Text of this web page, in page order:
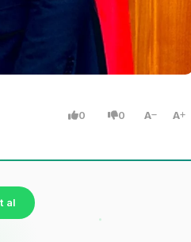
0 0 A A
al